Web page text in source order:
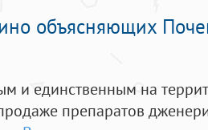
объясняющих
и единственным на
препаратов